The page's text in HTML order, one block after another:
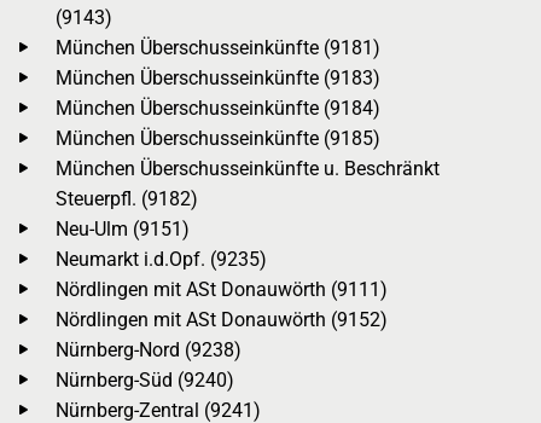
(9143)
München Überschusseinkünfte (9181)
München Überschusseinkünfte (9183)
München Überschusseinkünfte (9184)
München Überschusseinkünfte (9185)
München Überschusseinkünfte u. Beschränkt
Steuerpfl. (9182)
Neu-Ulm (9151)
Neumarkt i.d.Opf. (9235)
Nördlingen mit ASt Donauwörth (9111)
Nördlingen mit ASt Donauwörth (9152)
Nürnberg-Nord (9238)
Nürnberg-Süd (9240)
Nürnberg-Zentral (9241)